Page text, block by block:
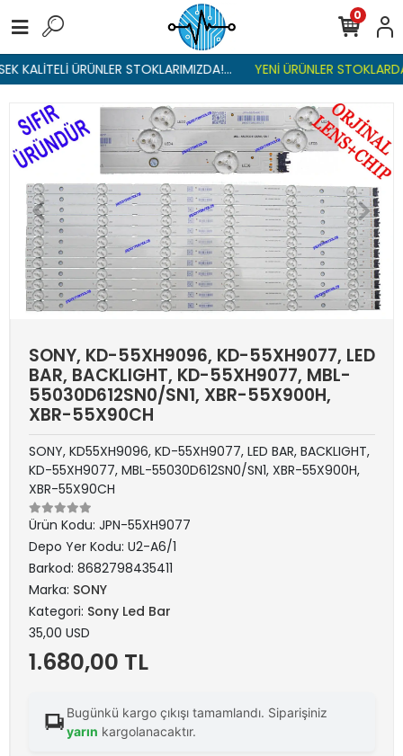
KALİTELİ ÜRÜNLER STOKLARIMIZDA!... YENİ ÜRÜNLER
0
SONY, KD-55XH9096, KD-55XH9077, LED
BAR, BACKLIGHT, KD-55XH9077, MBL-
55030D612SN0/SN1, XBR-55X900H,
XBR-55X90CH
SONY, KD55XH9096, KD-55XH9077, LED BAR, BACKLIGHT,
KD-55XH9077, MBL-55030D612SN0/SN1, XBR-55X900H,
XBR-55X90CH
Ürün Kodu: JPN-55XH9077
Depo Yer Kodu: U2-A6/1
Barkod: 8682798435411
Marka: SONY
Kategori: Sony Led Bar
35,00 USD
1.680,00 TL
Bugünkü kargo çıkışı tamamlandı. Siparişiniz
yarın kargolanacaktır.